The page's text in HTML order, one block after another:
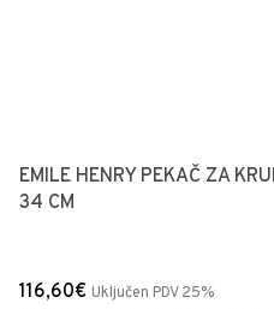
EMILE HENRY PEKAČ ZA
34 CM
116,60€ Uključen PDV 25%